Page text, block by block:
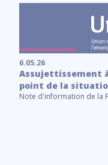
6.05.26
Assujettissement
point de la
Note d'information de la